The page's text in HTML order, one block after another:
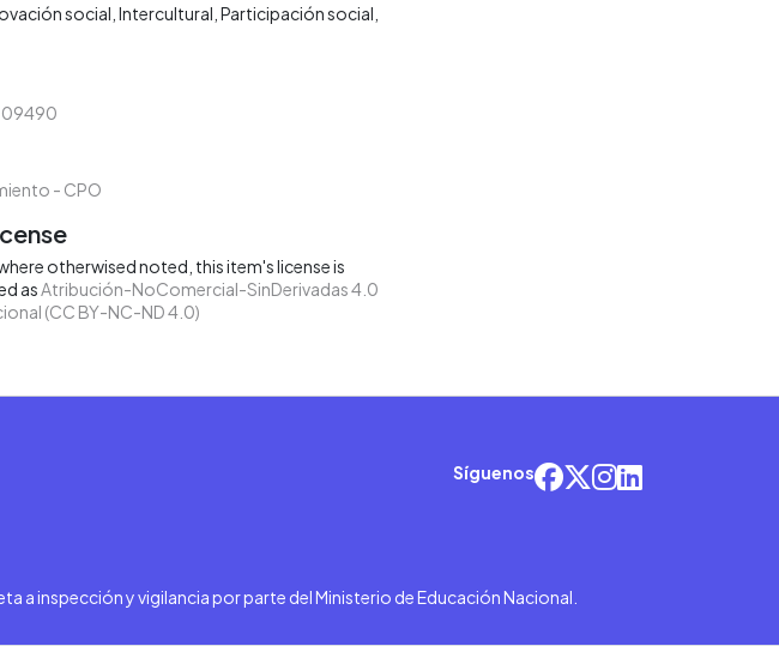
social Intercultural Participación social
- CPO
otherwised noted, this item's license is
as Atribución-NoComercial-SinDerivadas 4.0
(CC BY-NC-ND 4.0)
Síguenos
a inspección y vigilancia por parte del Ministerio de Educación Nacional.